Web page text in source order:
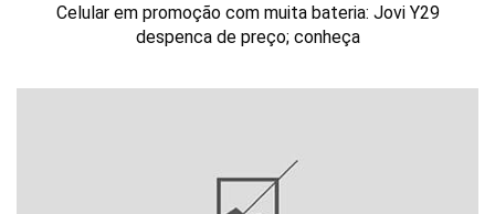
Celular em promoção com muita bateria: Jovi Y29
despenca de preço; conheça